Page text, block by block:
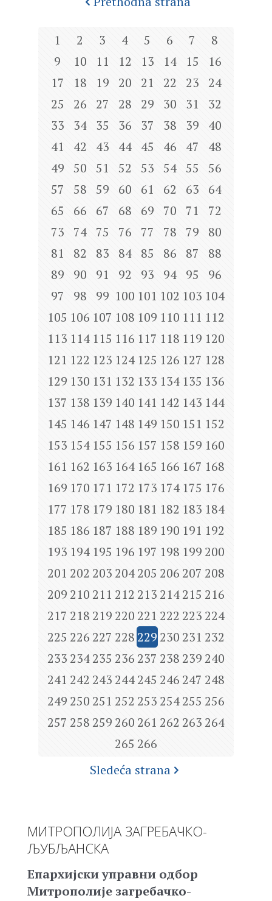
1 2 3 4 5 6 7
8
9
10 11 12 13 14 15
16
17
18 19 20 21 22 23
24
25
26 27 28 29 30 31
32
33
34 35 36 37 38 39
40
41
42 43 44 45 46 47
48
49
50 51 52 53 54 55
56
57
58 59 60 61 62 63
64
65
66 67 68 69 70 71
72
73
74 75 76 77 78 79
80
81
82 83 84 85 86 87
88
89
90 91 92 93 94 95
96
97
98 99 100 101 102 103 104
105 106 107 108 109 110 111 112
113 114 115 116 117 118 119 120
121 122 123 124 125 126 127 128
129 130 131 132 133 134 135 136
137 138 139 140 141 142 143 144
145 146 147 148 149 150 151 152
153 154 155 156 157 158 159 160
161 162 163 164 165 166 167 168
169 170 171 172 173 174 175 176
177 178 179 180 181 182 183 184
185 186 187 188 189 190 191 192
193 194 195 196 197 198 199 200
201 202 203 204205 206 207 208
209 210 211 212 213 214215 216
217 218 219 220 221 222 223 224
225 226 227 228 229 230 231 232
233 234235 236 237 238 239 240
241 242 243 244245 246 247 248
249 250 251 252 253 254255 256
257 258 259 260 261 262 263 264
265 266
Sledeća strana
МИТРОПОЛИЈА ЗАГРЕБАЧКО-
ЉУБЉАНСКА
Епархијски управни одбор
Митрополије загребачко-